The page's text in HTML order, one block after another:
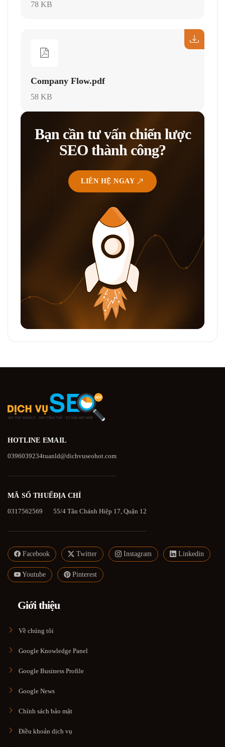
78 KB
Company Flow.pdf
58 KB
Bạn cần tư vấn chiến lược
SEO thành công?
LIÊN HỆ NGAY
HOTLINE
0396039234
EMAIL
tuanld@dichvuseohot.com
MÃ SỐ THUẾ
0317562569
ĐỊA CHỈ
55/4 Tân Chánh Hiệp 17, Quận 12
Facebook Twitter Instagram Linkedin
Youtube Pinterest
Giới thiệu
Về chúng tôi
Google Knowledge Panel
Google Business Profile
Google News
Chính sách bảo mật
Điều khoản dịch vụ